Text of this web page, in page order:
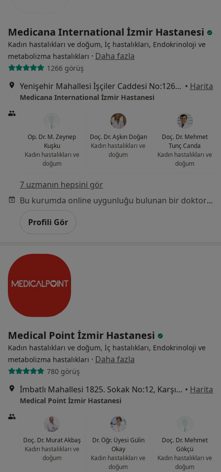
Medicana International İzmir Hastanesi
Kadın hastalıkları ve doğum, İç hastalıkları, Endokrinoloji ve
metabolizma hastalıkları · Daha fazla
1266 görüş
Yenişehir Mahallesi İşçiler Caddesi No:126, Konak • Harita
Medicana International İzmir Hastanesi
Op. Dr. M. Zeynep
Kuşku
Kadın hastalıkları ve
doğum
Doç. Dr. Aşkın Doğan
Kadın hastalıkları ve
doğum
Doç. Dr. Mehmet
Tunç Canda
Kadın hastalıkları ve
doğum
7 uzmanın hepsini gör
Bu kurumda online uygunluğu bulunan bir doktor veya uzman bulunamadı
Profili Gör
Medical Point İzmir Hastanesi
Kadın hastalıkları ve doğum, İç hastalıkları, Endokrinoloji ve
metabolizma hastalıkları · Daha fazla
780 görüş
İmbatlı Mahallesi 1825. Sokak No:12, Karşıyaka • Harita
Medical Point İzmir Hastanesi
Doç. Dr. Murat Akbaş
Kadın hastalıkları ve
doğum
Dr. Öğr. Üyesi Gülin
Okay
Kadın hastalıkları ve
doğum
Doç. Dr. Mehmet
Gökçü
Kadın hastalıkları ve
doğum